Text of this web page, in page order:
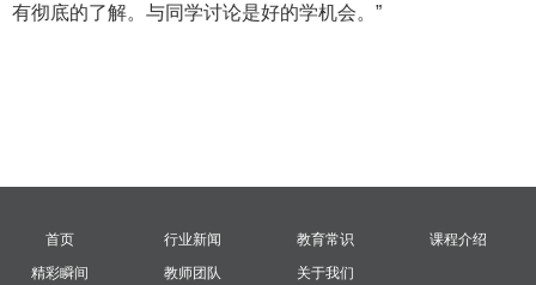
有彻底的了解。与同学讨论是好的学机会。”
首页 行业新闻 教育常识
课程介绍
精彩瞬间
教师团队 关于我们